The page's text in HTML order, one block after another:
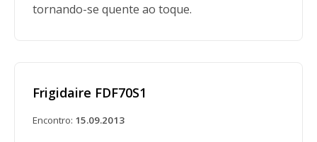
tornando-se quente ao toque.
Frigidaire FDF70S1
Encontro: 15.09.2013